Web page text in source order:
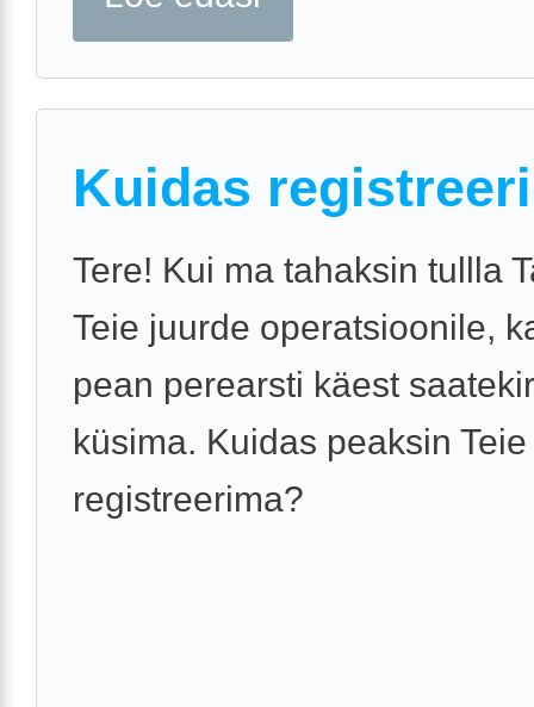
Kuidas
Tere! Kui ma tahaksin tullla
Teie juurde operatsioonile,
pean perearsti käest
küsima. Kuidas peaksin
registreerima?